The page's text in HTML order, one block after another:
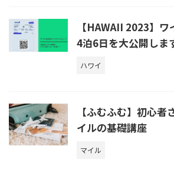
【HAWAII 2023】
4泊6日を大公開しま
ハワイ
【ふむふむ】初心者
イルの基礎講座
マイル